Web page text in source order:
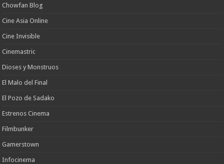
Chowfan Blog
Cine Asia Online
Cine Invisible
Cinemastric
Dioses y Monstruos
El Malo del Final
El Pozo de Sadako
Estrenos Cinema
Filmbunker
Gamerstown
Infocinema